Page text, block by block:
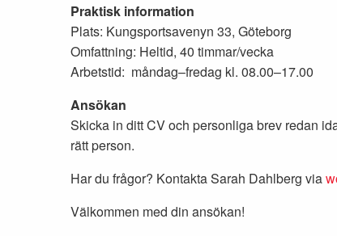
Praktisk information
Plats: Kungsportsavenyn 33, Göteborg
Omfattning: Heltid, 40 timmar/vecka
Arbetstid: måndag–fredag kl. 08.00–17.00
Ansökan
Skicka in ditt CV och personliga brev redan
rätt person.
Har du frågor? Kontakta Sarah Dahlberg via
Välkommen med din ansökan!